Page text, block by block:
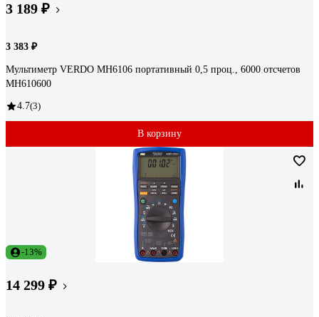
3 189 ₽
3 383 ₽
Мультиметр VERDO MH6106 портативный 0,5 проц., 6000 отсчетов
MH610600
4.7(3)
В корзину
-13%
14 299 ₽